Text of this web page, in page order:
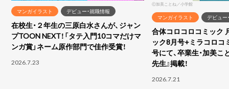
マンガイラスト デビュー・就職情報
在校生・２年生の三原白水さんが、ジャン
プTOON NEXT！「タテ入門10コマだけマ
ンガ賞」ネーム原作部門で佳作受賞！
2026.7.23
Ⓒ加美ことね／小学館
マンガイラスト デビュー
合体コロコロコミック
ック8月号+ミラコロコ
号にて、卒業生・加美こ
先生』掲載！
2026.7.21